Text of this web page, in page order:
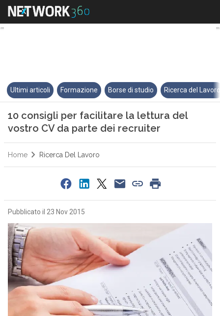
10 consigli per facilitare la
Ultimi articoli Formazione Borse di studio Ricerca del
10 consigli per facilitare la lettura del
vostro CV da parte dei recruiter
Home Ricerca Del Lavoro
Pubblicato il 23 Nov 2015